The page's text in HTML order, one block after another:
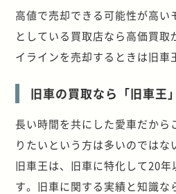
高値で売却できる可能性が高い
としている買取店なら高価買取
イラインを売却するときは旧車
旧車の買取なら「旧車王
長い時間を共にした愛車だから
りたいという方は多いのではな
旧車王は、旧車に特化して20
す。旧車に関する実績と知識な